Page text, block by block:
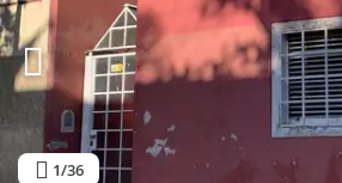
1/36